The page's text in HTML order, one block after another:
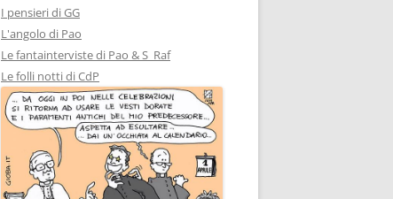
I pensieri di GG
L'angolo di Pao
Le fantainterviste di Pao & S_Raf
Le folli notti di CdP